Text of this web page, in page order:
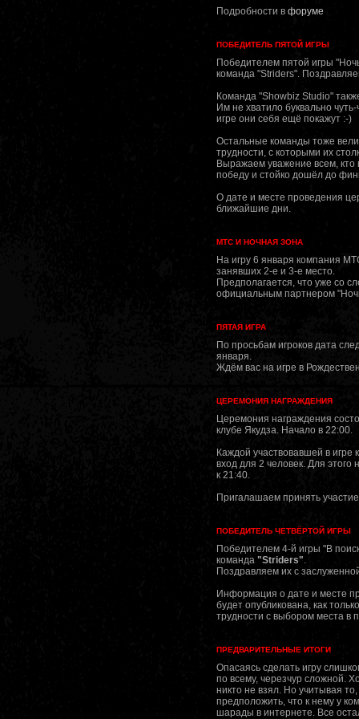
Подробности в форуме
ПОБЕДИТЕЛЬ ПЯТОЙ ИГРЫ
Победителем пятой игры
команда "Striders".
Команда "Showbiz Studio"
Им не хватило буквально
игре они себя ещё покажут :-)
Остальные команды тоже
трудности, с которыми их
Выражаем уважение всем, кто
победу и стойко дошёл до
О дате и месте проведения
ближайшие дни.
МТС И НОЧНАЯ ЗОНА
На игру 6 января компания
занявших 2-е и 3-е место.
Предполагается, что уже со
официальным партнером
ПЯТАЯ ИГРА
По просьбам игроков дата
января.
Ждём вас на игре в
ЦЕРЕМОНИЯ НАГРАЖДЕНИЯ
Церемония награждения
клубе Якудза. Начало в 22:00.
Каждой участвовавшей в
вход для 2 человек. Для
к 21:40.
Пригалашаем принять
ПОБЕДИТЕЛЬ ЧЕТВЁРТОЙ ИГРЫ
Победителем 4-й игры "В
команда "Striders".
Поздравляем их с
Информация о дате и месте
будет опубликована, как
трудности с выбором места в
ПРЕДВАРИТЕЛЬНЫЕ ИТОГИ
Опасаясь сделать игру
по всему, черезчур сложной.
никто не взял. Но учитывая
предположить, что к нему у
шарады в интернете. Все